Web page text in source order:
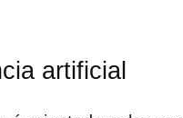
artificial